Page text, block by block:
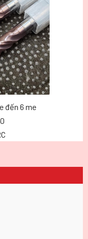
đến 6 me